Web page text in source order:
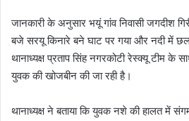
जानकारी के अनुसार भयूं गांव निवासी जगदीश
बजे सरयू किनारे बने घाट पर गया और नदी में
थानाध्यक्ष प्रताप सिंह नगरकोटी रेस्क्यू टीम के
युवक की खोजबीन की जा रही है।
थानाध्यक्ष ने बताया कि युवक नशे की हालत में